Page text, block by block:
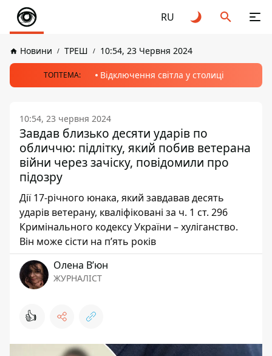
RU
Новини ТРЕШ 10:54, 23 Червня 2024
ТОПТЕМА: Відключення світла у столиці
10:54, 23 червня 2024
Завдав близько десяти ударів по
обличчю: підлітку, який побив ветерана
війни через зачіску, повідомили про
підозру
Дії 17-річного юнака, який завдавав десять
ударів ветерану, кваліфіковані за ч. 1 ст. 296
Кримінального кодексу України – хуліганство.
Він може сісти на п’ять років
Олена Вʼюн
ЖУРНАЛІСТ
👍